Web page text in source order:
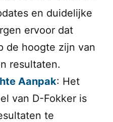
en duidelijke
ervoor dat
de hoogte zijn van
resultaten.
Aanpak: Het
van D-Fokker is
te